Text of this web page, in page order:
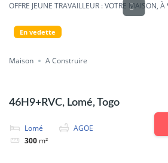
OFFRE JEUNE TRAVAILLEUR : VOTRE MAISON, À
En vedette
Maison A Construire
46H9+RVC, Lomé, Togo
Lomé
AGOE
300 m²